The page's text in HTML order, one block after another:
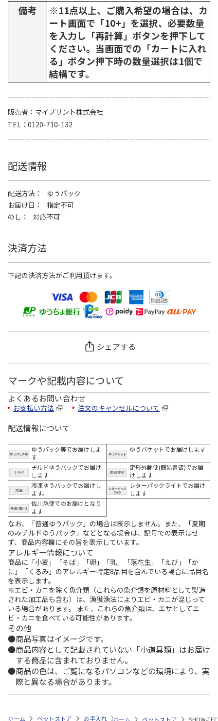
備考
※11点以上、ご購入希望の場合は、カ
ート画面で「10+」を選択、必要数量
を入力し「再計算」ボタンを押下して
ください。当画面での「カートに入れ
る」ボタン押下時の数量選択は1個で
結構です。
販売者
マイプリント株式会社
TEL
0120-710-132
配送情報
配送方法
ゆうパック
お届け日
指定不可
のし
対応不可
決済方法
下記の決済方法がご利用頂けます。
シェアする
マークや記載内容について
よくあるお問い合わせ
お支払い方法 注文のキャンセルについて
配送情報について
ゆうパック等でお届けしま
す
ゆうパケットでお届けします
チルドゆうパックでお届け
します
定形外郵便(簡易書留)でお届
けします
冷凍ゆうパックでお届けし
ます。
レターパックライトでお届け
します
佐川急便でのお届けとなり
ます
なお、「普通ゆうパック」の場合は表示しません。また、「夏期
のみチルドゆうパック」などとなる場合は、記号での表示はせ
ず、商品内容欄にその旨を表示しています。
アレルギー情報について
商品に「小麦」「そば」「卵」「乳」「落花生」「えび」「か
に」「くるみ」のアレルギー特定8品目を含んでいる場合に品目名
を表示します。
※エビ・カニを除く魚介類（これらの魚介類を原材料として製造
された加工品も含む）は、漁獲漁法によりエビ・カニが混じって
いる場合があります。 また、これらの魚介類は、エサとしてエ
ビ・カニを食べている可能性があります。
その他
商品写真はイメージです。
商品内容として記載されていない「小道具類」はお届け
する商品に含まれておりません。
商品の色は、ご覧になるパソコンなどの環境により、実
際と異なる場合があります。
ホーム ペットストア お手入れ シャンプー・トリミング用品（猫用）